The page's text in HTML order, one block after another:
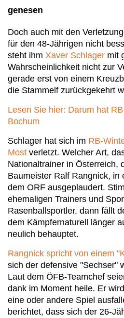
genesen
Doch auch mit den
für den 48-Jährigen nicht
steht ihm Xaver Schlager mit
Wahrscheinlichkeit nicht zur
gerade erst von einem
die Stammelf zurückgekehrt
Lesen Sie hier: Darum hat
Bochum
Schlager hat sich im RB-
Most verletzt. Welcher Art,
Nationaltrainer in Österreich,
Baumeister Ralf Rangnick, in
dem ORF ausgeplaudert.
ehemaligen Trainers und
Rasenballsportler, dann fällt
dem Kämpfernaturell länger
neulich behauptet.
Rangnick spricht von einem
sich der defensive "Sechser"
Laut dem ÖFB-Teamchef
dank im Moment heile. Er
eine oder andere Spiel
berichtet, dass sich der 26-